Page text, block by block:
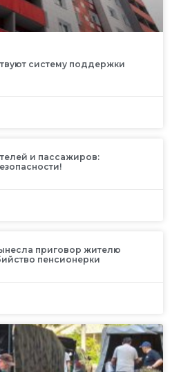
систему поддержки
и пассажиров:
приговор жителю
пенсионерки